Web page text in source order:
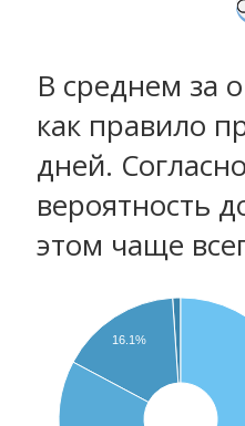
В среднем за
как правило
дней.
вероятность
этом чаще
16.1%